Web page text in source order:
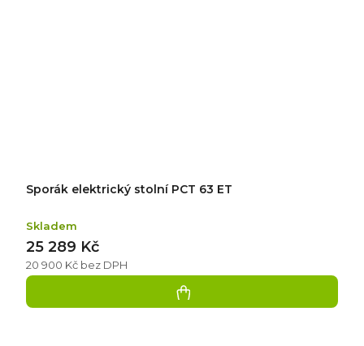
Sporák elektrický stolní PCT 63 ET
Skladem
20 900 Kč bez DPH
25 289 Kč